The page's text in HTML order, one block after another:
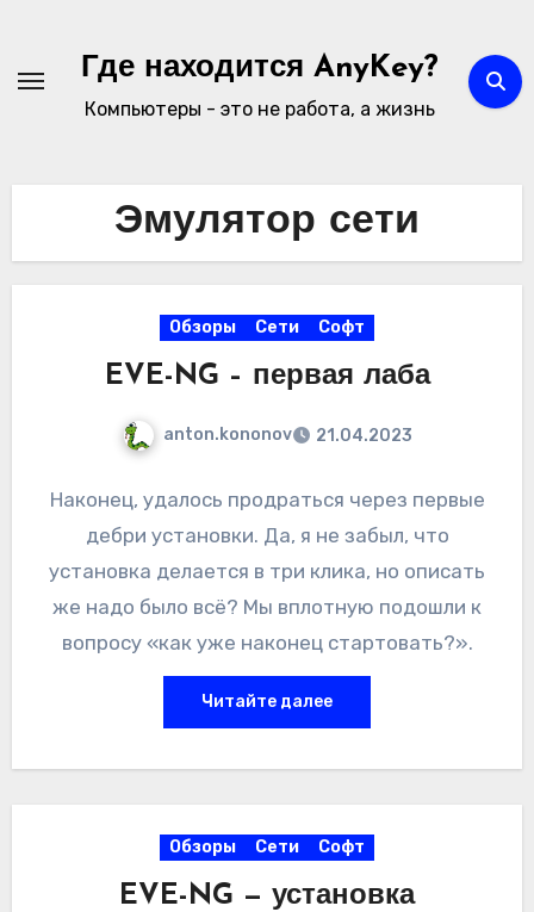
содержимомуГде находится AnyKey?
Компьютеры - это не работа, а жизнь
Эмулятор сети
Обзоры Сети Софт
EVE-NG – первая лаба
anton.kononov 21.04.2023
Наконец, удалось продраться через первые
дебри установки. Да, я не забыл, что
установка делается в три клика, но описать
же надо было всё? Мы вплотную подошли к
вопросу «как уже наконец стартовать?».
Читайте далее
Обзоры Сети Софт
EVE-NG — установка